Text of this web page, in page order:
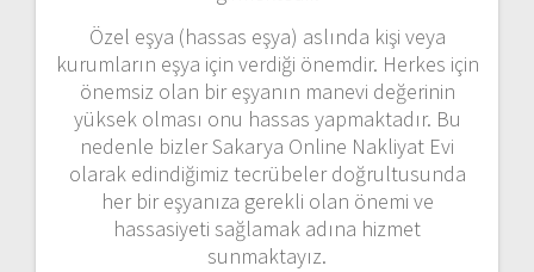
Özel eşya (hassas eşya) aslında kişi veya
kurumların eşya için verdiği önemdir. Herkes için
önemsiz olan bir eşyanın manevi değerinin
yüksek olması onu hassas yapmaktadır. Bu
nedenle bizler Sakarya Online Nakliyat Evi
olarak edindiğimiz tecrübeler doğrultusunda
her bir eşyanıza gerekli olan önemi ve
hassasiyeti sağlamak adına hizmet
sunmaktayız.